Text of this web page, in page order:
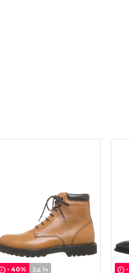
- 40% 2д 1ч -